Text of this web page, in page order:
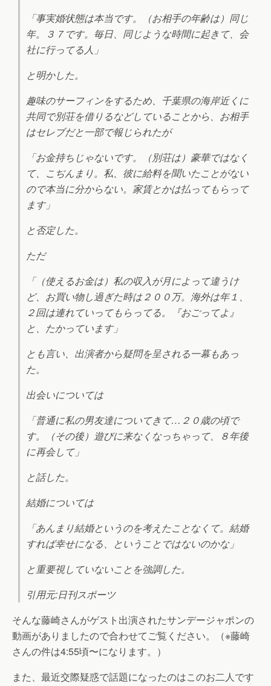
「事実婚状態は本当です。（お相手の年齢は）同じ
年。３７です。毎日、同じような時間に起きて、会
社に行ってる人」
と明かした。
趣味のサーフィンをするため、千葉県の海岸近くに
共同で別荘を借りるなどしていることから、お相手
はセレブだと一部で報じられたが
「お金持ちじゃないです。（別荘は）豪華ではなく
て、こぢんまり。私、彼に給料を聞いたことがない
ので本当に分からない。家賃とかは払ってもらって
ます」
と否定した。
ただ
「（使えるお金は）私の収入が月によって違うけ
ど、お買い物し過ぎた時は２００万。海外は年１、
２回は連れていってもらってる。『おごってよ』
と、たかっています」
とも言い、出演者から疑問を呈される一幕もあっ
た。
出会いについては
「普通に私の男友達についてきて…２０歳の頃で
す。（その後）遊びに来なくなっちゃって、８年後
に再会して」
と話した。
結婚については
「あんまり結婚というのを考えたことなくて。結婚
すれば幸せになる、ということではないのかな」
と重要視していないことを強調した。
引用元:日刊スポーツ
そんな藤崎さんがゲスト出演されたサンデージャポンの
動画がありましたので合わせてご覧ください。（※藤崎
さんの件は4:55頃〜になります。）
また、最近交際疑惑で話題になったのはこのお二人です